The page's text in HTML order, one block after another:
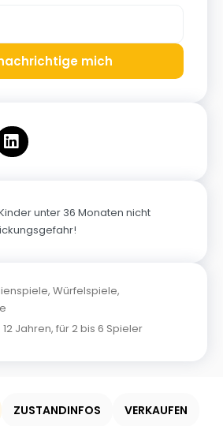
mich
unter 36 Monaten nicht
, Würfelspiele,
Jahren, für 2 bis 6 Spieler
ZUSTANDINFOS VERKAUFEN